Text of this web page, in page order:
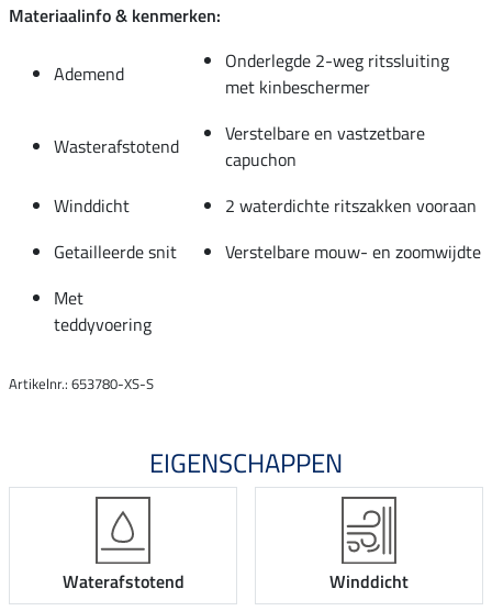
Materiaalinfo & kenmerken:
Ademend
Onderlegde 2-weg ritssluiting
met kinbeschermer
Wasterafstotend
Verstelbare en vastzetbare
capuchon
Winddicht
2 waterdichte ritszakken vooraan
Getailleerde snit
Verstelbare mouw- en zoomwijdte
Met
teddyvoering
Artikelnr.: 653780-XS-S
EIGENSCHAPPEN
Waterafstotend Winddicht